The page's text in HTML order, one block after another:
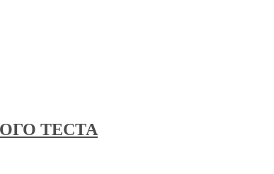
ТЕСТА